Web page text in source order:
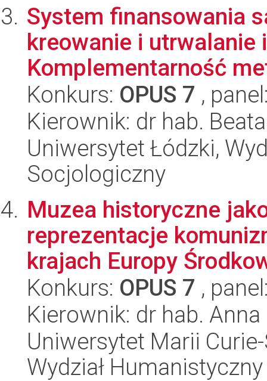
System finansowania
kreowanie i
Komplementarność
Konkurs: OPUS 7 ,
Kierownik: dr hab.
Uniwersytet Łódzki,
Socjologiczny
Muzea historyczne
reprezentacje
krajach Europy
Konkurs: OPUS 7 ,
Kierownik: dr hab.
Uniwersytet Marii
Wydział Humanistyczny